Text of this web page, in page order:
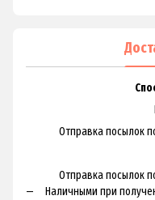
Отправка посылок
Отправка посылок
Наличными при